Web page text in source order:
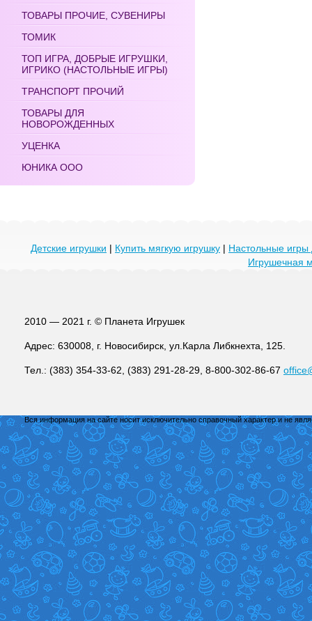
ТОВАРЫ ПРОЧИЕ, СУВЕНИРЫ
ТОМИК
ТОП ИГРА, ДОБРЫЕ ИГРУШКИ,
ИГРИКО (НАСТОЛЬНЫЕ ИГРЫ)
ТРАНСПОРТ ПРОЧИЙ
ТОВАРЫ ДЛЯ
НОВОРОЖДЕННЫХ
УЦЕНКА
ЮНИКА ООО
Детские игрушки | Купить мягкую игрушку | Настольные игры
Игрушечная
2010 — 2021 г. © Планета Игрушек
Адрес: 630008, г. Новосибирск, ул.Карла Либкнехта, 125.
Тел.: (383) 354-33-62, (383) 291-28-29, 8-800-302-86-67
Вся информация на сайте носит исключительно справочный характер и не